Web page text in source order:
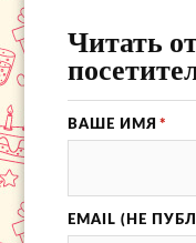
Читать
ВАШЕ ИМЯ *
EMAIL (НЕ